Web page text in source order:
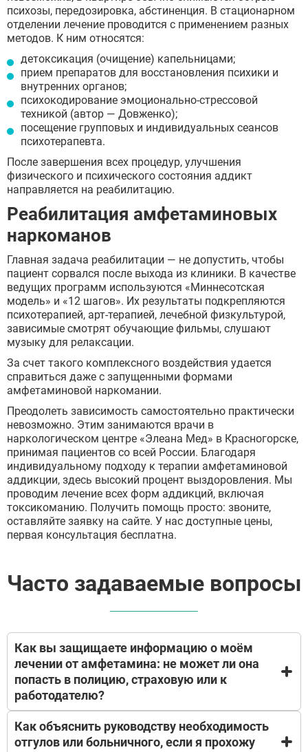
психозы, передозировка, абстиненция. В стационарном
отделении лечение проводится с применением разных
методов. К ним относятся:
детоксикация (очищение) капельницами;
прием препаратов для восстановления психики и
внутренних органов;
психокодирование эмоционально-стрессовой
техникой (автор — Довженко);
посещение групповых и индивидуальных сеансов
психотерапевта.
После завершения всех процедур, улучшения
физического и психического состояния аддикт
направляется на реабилитацию.
Реабилитация амфетаминовых
наркоманов
Главная задача реабилитации — не допустить, чтобы
пациент сорвался после выхода из клиники. В качестве
ведущих программ используются «Миннесотская
модель» и «12 шагов». Их результаты подкрепляются
психотерапией, арт-терапией, лечебной физкультурой,
зависимые смотрят обучающие фильмы, слушают
музыку для релаксации.
За счет такого комплексного воздействия удается
справиться даже с запущенными формами
амфетаминовой наркомании.
Преодолеть зависимость самостоятельно практически
невозможно. Этим занимаются врачи в
наркологическом центре «Элеана Мед» в Красногорске,
принимая пациентов со всей России. Благодаря
индивидуальному подходу к терапии амфетаминовой
аддикции, здесь высокий процент выздоровления. Мы
проводим лечение всех форм аддикций, включая
токсикоманию. Получить помощь просто: звоните,
оставляйте заявку на сайте. У нас доступные цены,
первая консультация бесплатна.
Часто задаваемые вопросы
Как вы защищаете информацию о моём
лечении от амфетамина: не может ли она
попасть в полицию, страховую или к
работодателю?
По закону (врачебная тайна, 152-ФЗ), мы не имеем
права разглашать информацию без вашего
Как объяснить руководству необходимость
отгулов или больничного, если я прохожу